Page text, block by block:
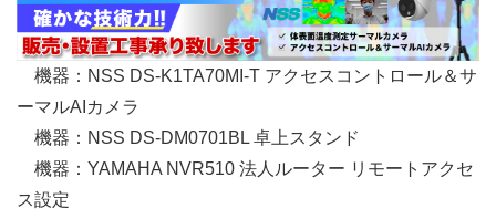
機器：NSS DS-K1TA70MI-T アクセスコントロール＆サ
ーマルAIカメラ
機器：NSS DS-DM0701BL 卓上スタンド
機器：YAMAHA NVR510 法人ルーター リモートアクセ
ス設定